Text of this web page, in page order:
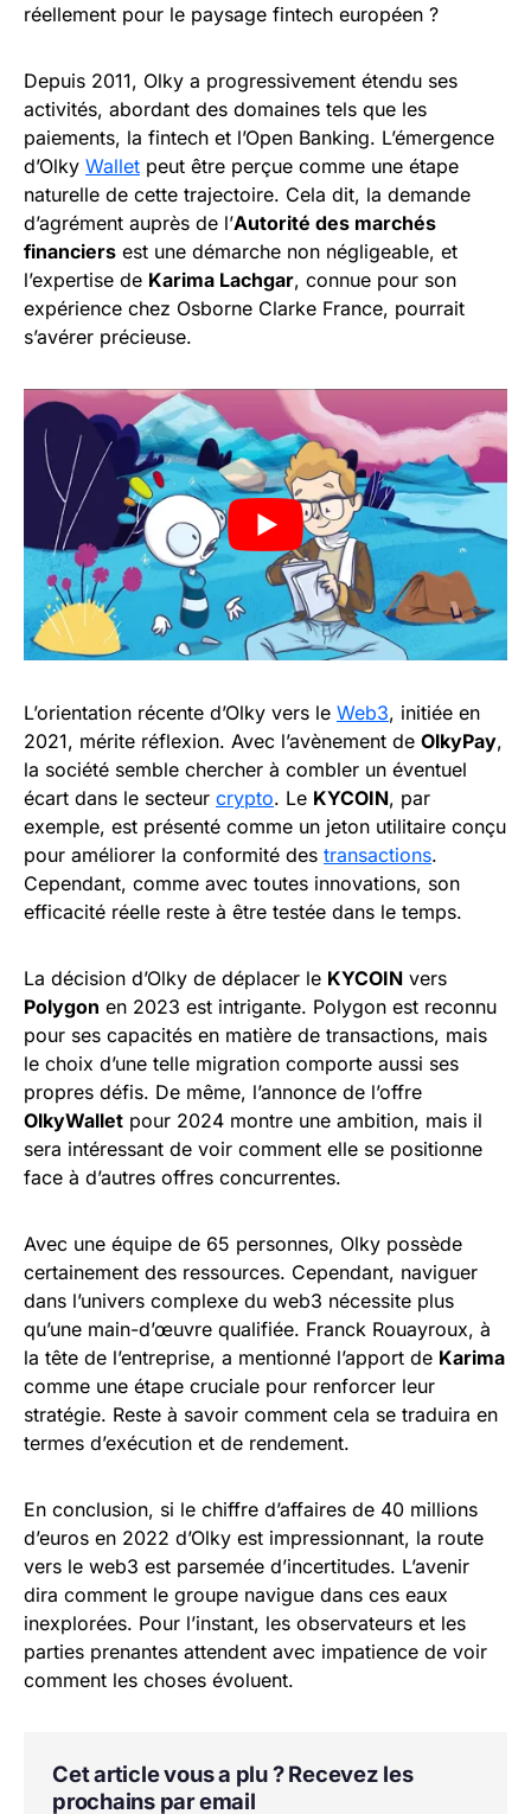
réellement pour le paysage fintech européen ?
Depuis 2011, Olky a progressivement étendu ses
activités, abordant des domaines tels que les
paiements, la fintech et l’Open Banking. L’émergence
d’Olky Wallet peut être perçue comme une étape
naturelle de cette trajectoire. Cela dit, la demande
d’agrément auprès de l’Autorité des marchés
financiers est une démarche non négligeable, et
l’expertise de Karima Lachgar, connue pour son
expérience chez Osborne Clarke France, pourrait
s’avérer précieuse.
L’orientation récente d’Olky vers le Web3, initiée en
2021, mérite réflexion. Avec l’avènement de OlkyPay,
la société semble chercher à combler un éventuel
écart dans le secteur crypto. Le KYCOIN, par
exemple, est présenté comme un jeton utilitaire conçu
pour améliorer la conformité des transactions.
Cependant, comme avec toutes innovations, son
efficacité réelle reste à être testée dans le temps.
La décision d’Olky de déplacer le KYCOIN vers
Polygon en 2023 est intrigante. Polygon est reconnu
pour ses capacités en matière de transactions, mais
le choix d’une telle migration comporte aussi ses
propres défis. De même, l’annonce de l’offre
OlkyWallet pour 2024 montre une ambition, mais il
sera intéressant de voir comment elle se positionne
face à d’autres offres concurrentes.
Avec une équipe de 65 personnes, Olky possède
certainement des ressources. Cependant, naviguer
dans l’univers complexe du web3 nécessite plus
qu’une main-d’œuvre qualifiée. Franck Rouayroux, à
la tête de l’entreprise, a mentionné l’apport de Karima
comme une étape cruciale pour renforcer leur
stratégie. Reste à savoir comment cela se traduira en
termes d’exécution et de rendement.
En conclusion, si le chiffre d’affaires de 40 millions
d’euros en 2022 d’Olky est impressionnant, la route
vers le web3 est parsemée d’incertitudes. L’avenir
dira comment le groupe navigue dans ces eaux
inexplorées. Pour l’instant, les observateurs et les
parties prenantes attendent avec impatience de voir
comment les choses évoluent.
Cet article vous a plu ? Recevez les
prochains par email